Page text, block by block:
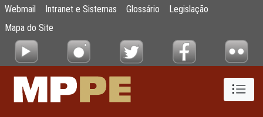
Pular para o Conteúdo principal
Sentença defere parcialmente pedido do
Webmail Intranet e Sistemas Glossário
Legislação
Mapa do Site